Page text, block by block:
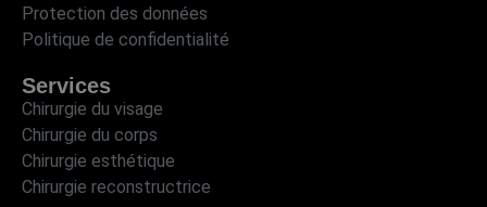
Protection des données
Politique de confidentialité
Services
Chirurgie du visage
Chirurgie du corps
Chirurgie esthétique
Chirurgie reconstructrice